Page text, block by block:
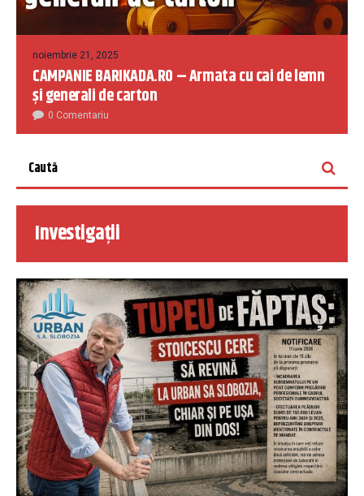
noiembrie 21, 2025
CAMPANIE BARIKADA.RO – Armata cu cai de lemn
și generali de carton
0 Comentariu
Investigații